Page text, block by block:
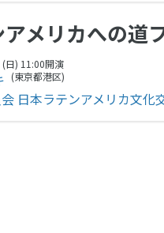
メリカへの道
日) 11:00開演
(東京都港区)
日本ラテンアメリカ文化